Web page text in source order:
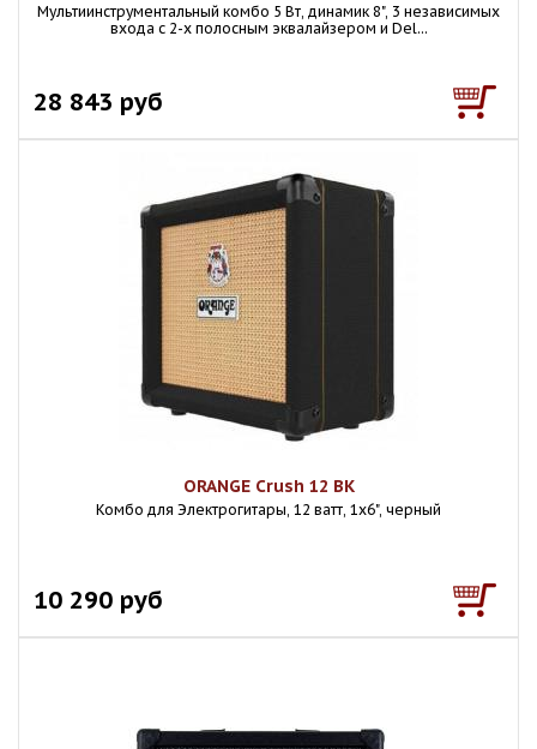
Мультиинструментальный комбо 5 Вт, динамик 8", 3 независимых
входа с 2-х полосным эквалайзером и Del...
28 843 руб
ORANGE Crush 12 BK
Комбо для Электрогитары, 12 ватт, 1х6", черный
10 290 руб